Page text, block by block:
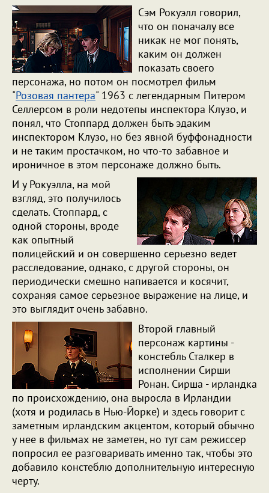
Сэм Рокуэлл говорил,
что он поначалу все
никак не мог понять,
каким он должен
показать своего
персонажа, но потом он посмотрел фильм
"Розовая пантера" 1963 с легендарным Питером
Селлерсом в роли недотепы инспектора Клузо, и
понял, что Стоппард должен быть эдаким
инспектором Клузо, но без явной буффонадности
и не таким простачком, но что-то забавное и
ироничное в этом персонаже должно быть.
И у Рокуэлла, на мой
взгляд, это получилось
сделать. Стоппард, с
одной стороны, вроде
как опытный
полицейский и он совершенно серьезно ведет
расследование, однако, с другой стороны, он
периодически смешно напивается и косячит,
сохраняя самое серьезное выражение на лице, и
это выглядит очень забавно.
Второй главный
персонаж картины -
констебль Сталкер в
исполнении Сирши
Ронан. Сирша - ирландка
по происхождению, она выросла в Ирландии
(хотя и родилась в Нью-Йорке) и здесь говорит с
заметным ирландским акцентом, который обычно
у нее в фильмах не заметен, но тут сам режиссер
попросил ее разговаривать именно так, чтобы это
добавило констеблю дополнительную интересную
черту.